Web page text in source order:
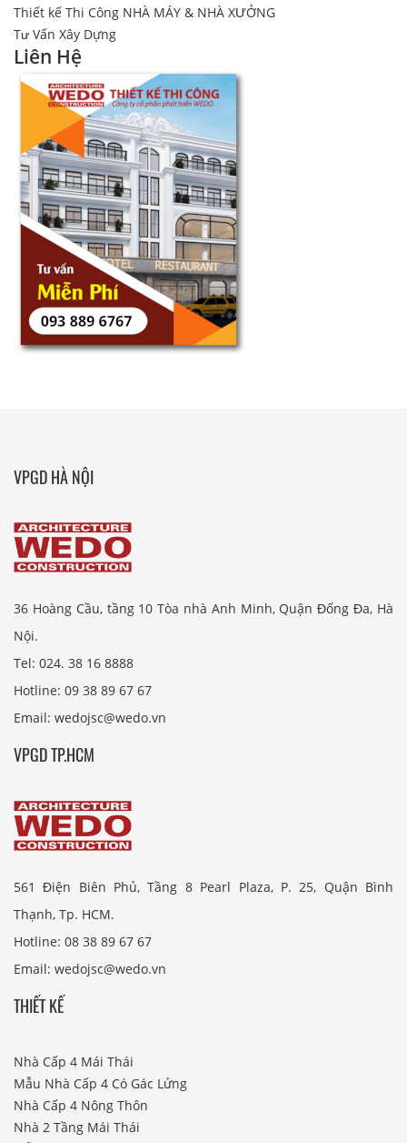
Thiết kế Thi Công NHÀ MÁY & NHÀ XƯỞNG
Tư Vấn Xây Dựng
Liên Hệ
VPGD HÀ NỘI
36 Hoàng Cầu, tầng 10 Tòa nhà Anh Minh, Quận Đống Đa, Hà
Nội.
Tel: 024. 38 16 8888
Hotline: 09 38 89 67 67
Email: wedojsc@wedo.vn
VPGD TP.HCM
561 Điện Biên Phủ, Tầng 8 Pearl Plaza, P. 25, Quận Bình
Thạnh, Tp. HCM.
Hotline: 08 38 89 67 67
Email: wedojsc@wedo.vn
THIẾT KẾ
Nhà Cấp 4 Mái Thái
Mẫu Nhà Cấp 4 Có Gác Lửng
Nhà Cấp 4 Nông Thôn
Nhà 2 Tầng Mái Thái